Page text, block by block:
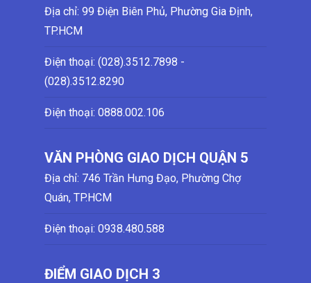
Địa chỉ: 99 Điện Biên Phủ, Phường Gia Định,
TP.HCM
Điện thoại: (028).3512.7898 -
(028).3512.8290
Điện thoại: 0888.002.106
VĂN PHÒNG GIAO DỊCH QUẬN 5
Địa chỉ: 746 Trần Hưng Đạo, Phường Chợ
Quán, TP.HCM
Điện thoại: 0938.480.588
ĐIỂM GIAO DỊCH 3